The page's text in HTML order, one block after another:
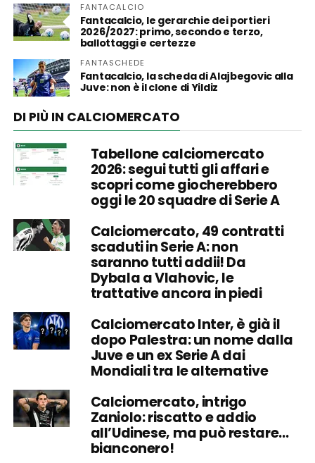
FANTACALCIO
Fantacalcio, le gerarchie dei portieri
2026/2027: primo, secondo e terzo,
ballottaggi e certezze
FANTASCHEDE
Fantacalcio, la scheda di Alajbegovic alla
Juve: non è il clone di Yildiz
DI PIÙ IN CALCIOMERCATO
Tabellone calciomercato
2026: segui tutti gli affari e
scopri come giocherebbero
oggi le 20 squadre di Serie A
Calciomercato, 49 contratti
scaduti in Serie A: non
saranno tutti addii! Da
Dybala a Vlahovic, le
trattative ancora in piedi
Calciomercato Inter, è già il
dopo Palestra: un nome dalla
Juve e un ex Serie A dai
Mondiali tra le alternative
Calciomercato, intrigo
Zaniolo: riscatto e addio
all’Udinese, ma può restare…
bianconero!